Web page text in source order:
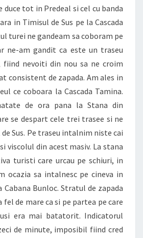
tot in Predeal si cel cu banda
in Timisul de Sus pe la Cascada
turei ne gandeam sa coboram pe
ne-am gandit ca este un traseu
nevoiti din nou sa ne croim
consistent de zapada. Am ales in
ce coboara la Cascada Tamina.
de ora pana la Stana din
se despart cele trei trasee si ne
Sus. Pe traseu intalnim niste cai
viscolul din acest masiv. La stana
turisti care urcau pe schiuri, in
ocazia sa intalnesc pe cineva in
Cabana Bunloc. Stratul de zapada
de mare ca si pe partea pe care
era mai batatorit. Indicatorul
de minute, imposibil fiind cred